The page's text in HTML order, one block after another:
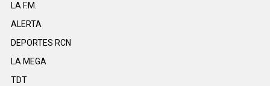
LA F.M.
ALERTA
DEPORTES RCN
LA MEGA
TDT